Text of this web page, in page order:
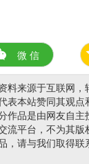
微 信
料来源于互联网，
表本站赞同其观
作品是由网友自主
流平台，不为其版
，请与我们取得